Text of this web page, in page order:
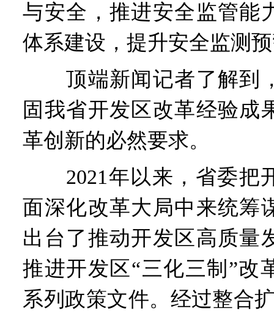
与安全，推进安全监管能
体系建设，提升安全监测
顶端新闻记者了解到
固我省开发区改革经验成
革创新的必然要求。
2021年以来，省委把
面深化改革大局中来统筹
出台了推动开发区高质量
推进开发区“三化三制”改
系列政策文件。经过整合